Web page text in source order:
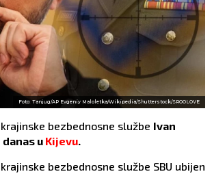
Foto: Tanjug/AP Evgeniy Maloletka/Wikipedia/Shutterstock/SROOLOVE
bezbednosne službe Ivan
u Kijevu.
bezbednosne službe SBU ubijen